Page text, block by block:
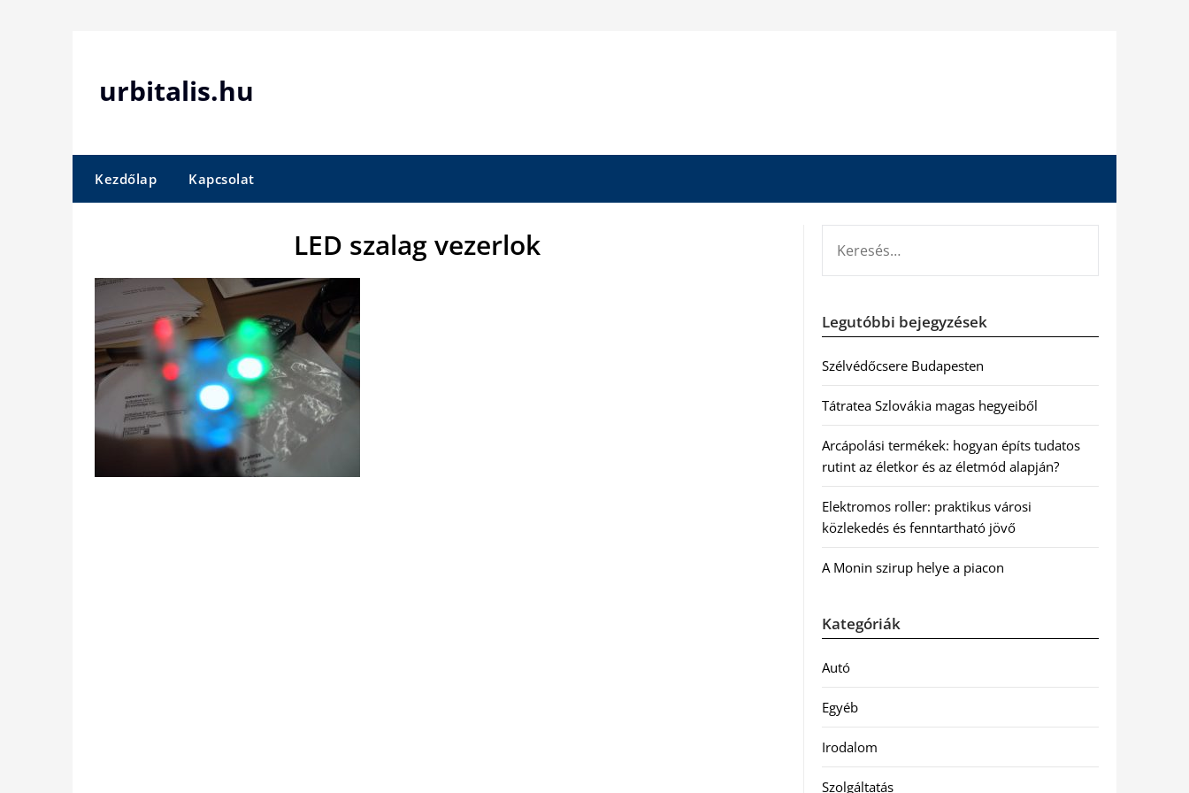
urbitalis.hu
Kezdőlap Kapcsolat
LED szalag vezerlok
Legutóbbi bejegyzések
Szélvédőcsere Budapesten
Tátratea Szlovákia magas hegyeiből
Arcápolási termékek: hogyan építs tudatos
rutint az életkor és az életmód alapján?
Elektromos roller: praktikus városi
közlekedés és fenntartható jövő
A Monin szirup helye a piacon
Kategóriák
Autó
Egyéb
Irodalom
Szolgáltatás